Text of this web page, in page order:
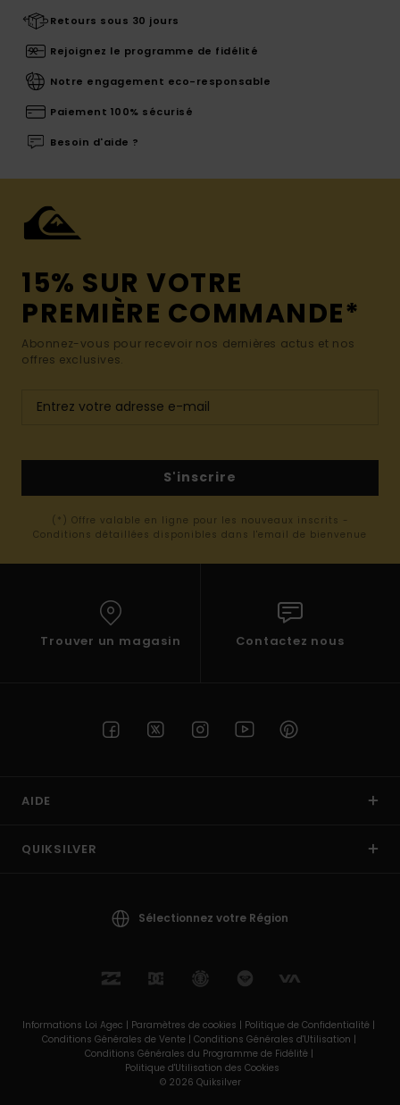
Retours sous 30 jours
Rejoignez le programme de fidélité
Notre engagement eco-responsable
Paiement 100% sécurisé
Besoin d'aide ?
15% SUR VOTRE
PREMIÈRE COMMANDE*
Abonnez-vous pour recevoir nos dernières actus et nos
offres exclusives.
S'inscrire
(*) Offre valable en ligne pour les nouveaux inscrits -
Conditions détaillées disponibles dans l'email de bienvenue
Trouver un magasin Contactez nous
AIDE
QUIKSILVER
Sélectionnez votre Région
Informations Loi Agec | Paramètres de cookies | Politique de Confidentialité |
Conditions Générales de Vente | Conditions Générales d'Utilisation |
Conditions Générales du Programme de Fidélité |
Politique d'Utilisation des Cookies
© 2026 Quiksilver